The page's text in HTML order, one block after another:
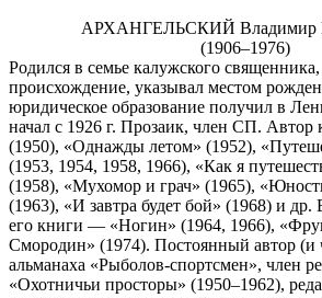
АРХАНГЕЛЬСКИЙ Владимир
(1906–1976)
Родился в семье калужского
происхождение, указывал местом
юридическое образование получил в
начал с 1926 г. Прозаик, член СП. Автор
(1950), «Однажды летом» (1952),
(1953, 1954, 1958, 1966), «Как я
(1958), «Мухомор и грач» (1965),
(1963), «И завтра будет бой» (1968) и
его книги — «Ногин» (1964, 1966),
Смородин» (1974). Постоянный автор (и
альманаха «Рыболов-спортсмен», член
«Охотничьи просторы» (1950–1962),